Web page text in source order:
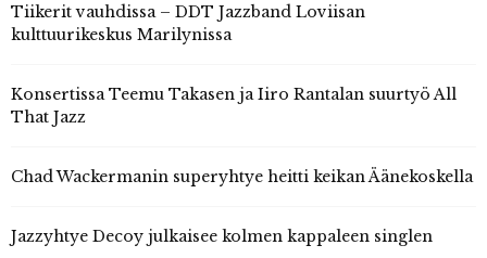
Tiikerit vauhdissa – DDT Jazzband Loviisan
kulttuurikeskus Marilynissa
Konsertissa Teemu Takasen ja Iiro Rantalan suurtyö All
That Jazz
Chad Wackermanin superyhtye heitti keikan Äänekoskella
Jazzyhtye Decoy julkaisee kolmen kappaleen singlen